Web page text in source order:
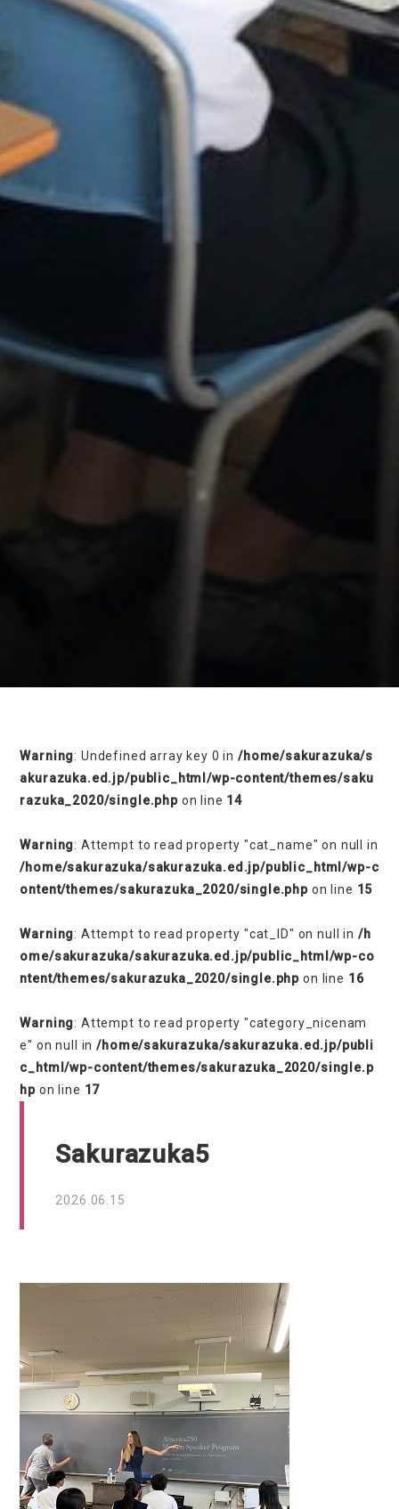
/home/sakurazuka/sakurazuka.ed.jp/public_html/wp-conten
Warning: Undefined array key 0 in /home/sakurazuka/s
akurazuka.ed.jp/public_html/wp-content/themes/saku
razuka_2020/single.phpon line 14
Warning: Attempt to read property "cat_name" on null in
/home/sakurazuka/sakurazuka.ed.jp/public_html/wp-c
ontent/themes/sakurazuka_2020/single.php on line 15
Warning: Attempt to read property "cat_ID" on null in /h
ome/sakurazuka/sakurazuka.ed.jp/public_html/wp-co
ntent/themes/sakurazuka_2020/single.php on line 16
Warning: Attempt to read property "category_nicenam
e" on null in/home/sakurazuka/sakurazuka.ed.jp/publi
c_html/wp-content/themes/sakurazuka_2020/single.p
hp on line 17
Sakurazuka5
2026.06.15